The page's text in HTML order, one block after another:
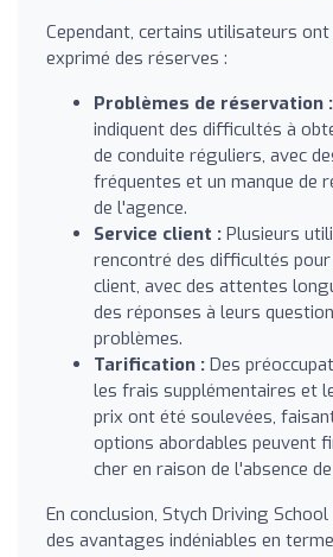
Cependant, certains utilisateurs
exprimé des réserves :
Problèmes de réservation :
indiquent des difficultés à
de conduite réguliers, avec
fréquentes et un manque de
de l'agence.
Service client : Plusieurs
rencontré des difficultés
client, avec des attentes
des réponses à leurs
problèmes.
Tarification : Des
les frais supplémentaires et
prix ont été soulevées,
options abordables peuvent
cher en raison de l'absence
En conclusion, Stych Driving
des avantages indéniables en